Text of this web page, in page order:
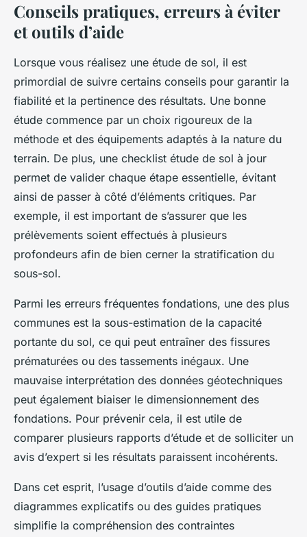
Conseils pratiques, erreurs à éviter
et outils d’aide
Lorsque vous réalisez une étude de sol, il est
primordial de suivre certains conseils pour garantir la
fiabilité et la pertinence des résultats. Une bonne
étude commence par un choix rigoureux de la
méthode et des équipements adaptés à la nature du
terrain. De plus, une checklist étude de sol à jour
permet de valider chaque étape essentielle, évitant
ainsi de passer à côté d’éléments critiques. Par
exemple, il est important de s’assurer que les
prélèvements soient effectués à plusieurs
profondeurs afin de bien cerner la stratification du
sous-sol.
Parmi les erreurs fréquentes fondations, une des plus
communes est la sous-estimation de la capacité
portante du sol, ce qui peut entraîner des fissures
prématurées ou des tassements inégaux. Une
mauvaise interprétation des données géotechniques
peut également biaiser le dimensionnement des
fondations. Pour prévenir cela, il est utile de
comparer plusieurs rapports d’étude et de solliciter un
avis d’expert si les résultats paraissent incohérents.
Dans cet esprit, l’usage d’outils d’aide comme des
diagrammes explicatifs ou des guides pratiques
simplifie la compréhension des contraintes